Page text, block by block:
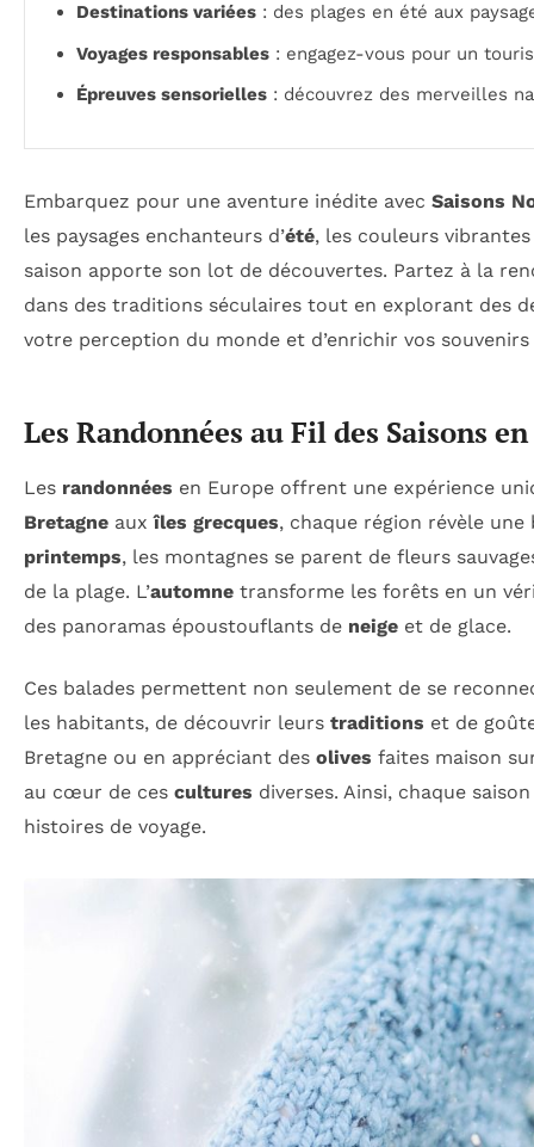
Destinations variées : des plages en été aux
Voyages responsables : engagez-vous pour un
Épreuves sensorielles : découvrez des merveilles
Embarquez pour une aventure inédite avec Saisons
les paysages enchanteurs d’été, les couleurs
saison apporte son lot de découvertes. Partez à la
dans des traditions séculaires tout en explorant des
votre perception du monde et d’enrichir vos
Les Randonnées au Fil des Saisons
Les randonnées en Europe offrent une expérience
Bretagne auxîles grecques, chaque région révèle
printemps, les montagnes se parent de fleurs
de la plage. L’automne transforme les forêts en un
des panoramas époustouflants de neige et de glace.
Ces balades permettent non seulement de se
les habitants, de découvrir leurs traditions et de
Bretagne ou en appréciant des olives faites maison
au cœur de ces cultures diverses. Ainsi, chaque
histoires de voyage.